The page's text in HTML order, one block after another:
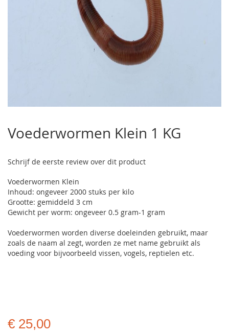
het
begin
de
gallerij
Voederwormen Klein 1 KG
Schrijf de eerste review over dit product
Voederwormen Klein
Inhoud: ongeveer 2000 stuks per kilo
Grootte: gemiddeld 3 cm
Gewicht per worm: ongeveer 0.5 gram-1 gram
Voederwormen worden diverse doeleinden gebruikt, maar
zoals de naam al zegt, worden ze met name gebruikt als
voeding voor bijvoorbeeld vissen, vogels, reptielen etc.
€ 25,00